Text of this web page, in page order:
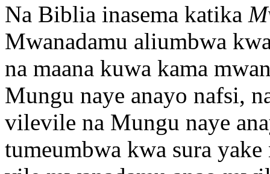
Na Biblia inasema katika
Mwanadamu aliumbwa
na maana kuwa kama
Mungu naye anayo nafsi,
vilevile na Mungu naye
tumeumbwa kwa sura